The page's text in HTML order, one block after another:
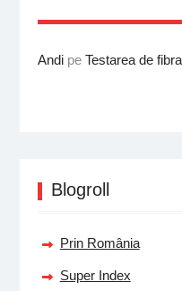
Andipe Testarea de
Blogroll
Prin România
Super Index